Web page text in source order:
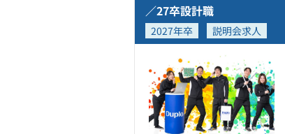
／27卒設計職
2027年卒 説明会求人